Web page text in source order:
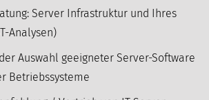
Server Infrastruktur und Ihres
Analysen)
Auswahl geeigneter Server-Software
Betriebssysteme